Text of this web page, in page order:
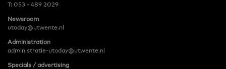
T: 053 - 489 2029
Newsroom
utoday@utwente.nl
Administration
administratie-utoday@utwente.nl
Specials / advertising